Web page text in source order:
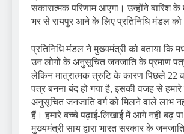
सकारात्मक परिणाम आएगा। उन्होंने बारिश
भर से रायपुर आने के लिए प्रतिनिधि मंडल को
प्रतिनिधि मंडल ने मुख्यमंत्री को बताया कि
उन लोगों के अनुसूचित जनजाति के प्रमाण
लेकिन मात्रात्मक त्रुटि के कारण पिछले 22
पत्र बनना बंद हो गया है, इसकी वजह से हमारे
अनुसूचित जनजाति वर्ग को मिलने वाले लाभ
हैं। हमारे बच्चे पढ़ाई-लिखाई में आगे नहीं बढ़
मुख्यमंत्री साय द्वारा भारत सरकार के